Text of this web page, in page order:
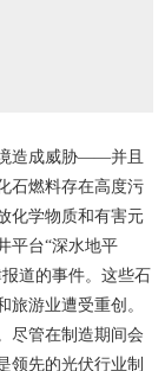
造成威胁——并且
石燃料存在高度污
化学物质和有害元
平台“深水地平
道的事件。这些石
游业遭受重创。
管在制造期间会
领先的光伏行业制